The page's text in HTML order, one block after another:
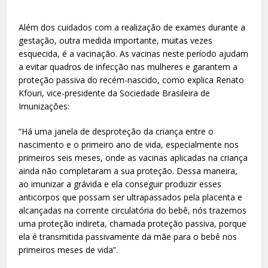
Além dos cuidados com a realização de exames durante a
gestação, outra medida importante, muitas vezes
esquecida, é a vacinação. As vacinas neste período ajudam
a evitar quadros de infecção nas mulheres e garantem a
proteção passiva do recém-nascido, como explica Renato
Kfouri, vice-presidente da Sociedade Brasileira de
Imunizações:
“Há uma janela de desproteção da criança entre o
nascimento e o primeiro ano de vida, especialmente nos
primeiros seis meses, onde as vacinas aplicadas na criança
ainda não completaram a sua proteção. Dessa maneira,
ao imunizar a grávida e ela conseguir produzir esses
anticorpos que possam ser ultrapassados pela placenta e
alcançadas na corrente circulatória do bebê, nós trazemos
uma proteção indireta, chamada proteção passiva, porque
ela é transmitida passivamente da mãe para o bebê nos
primeiros meses de vida”.